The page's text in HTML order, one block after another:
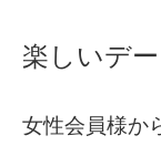
楽しいデー
女性会員様